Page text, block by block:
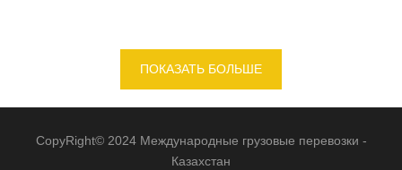
ПОКАЗАТЬ БОЛЬШЕ
CopyRight© 2024 Международные грузовые перевозки -
Казахстан